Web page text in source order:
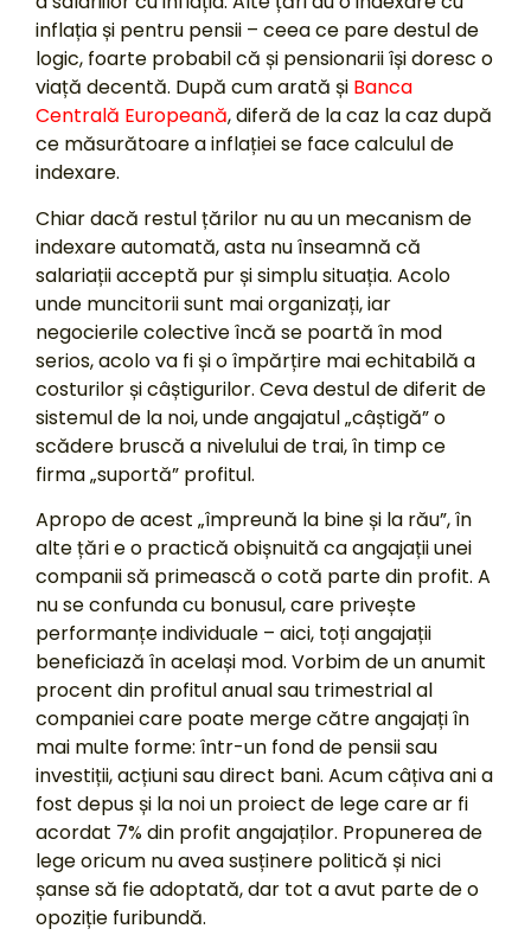
inflația și pentru pensii – ceea ce pare destul de
logic, foarte probabil că și pensionarii își doresc o
viață decentă. După cum arată și Banca
Centrală Europeană, diferă de la caz la caz după
ce măsurătoare a inflației se face calculul de
indexare.
Chiar dacă restul țărilor nu au un mecanism de
indexare automată, asta nu înseamnă că
salariații acceptă pur și simplu situația. Acolo
unde muncitorii sunt mai organizați, iar
negocierile colective încă se poartă în mod
serios, acolo va fi și o împărțire mai echitabilă a
costurilor și câștigurilor. Ceva destul de diferit de
sistemul de la noi, unde angajatul „câștigă” o
scădere bruscă a nivelului de trai, în timp ce
firma „suportă” profitul.
Apropo de acest „împreună la bine și la rău”, în
alte țări e o practică obișnuită ca angajații unei
companii să primească o cotă parte din profit. A
nu se confunda cu bonusul, care privește
performanțe individuale – aici, toți angajații
beneficiază în același mod. Vorbim de un anumit
procent din profitul anual sau trimestrial al
companiei care poate merge către angajați în
mai multe forme: într-un fond de pensii sau
investiții, acțiuni sau direct bani. Acum câțiva ani a
fost depus și la noi un proiect de lege care ar fi
acordat 7% din profit angajaților. Propunerea de
lege oricum nu avea susținere politică și nici
șanse să fie adoptată, dar tot a avut parte de o
opoziție furibundă.